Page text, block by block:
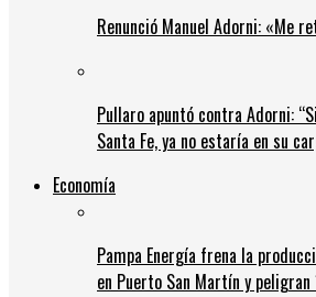
Renunció Manuel Adorni: «Me
Pullaro apuntó contra Adorni:
Santa Fe, ya no estaría en su
Economía
Pampa Energía frena la
en Puerto San Martín y